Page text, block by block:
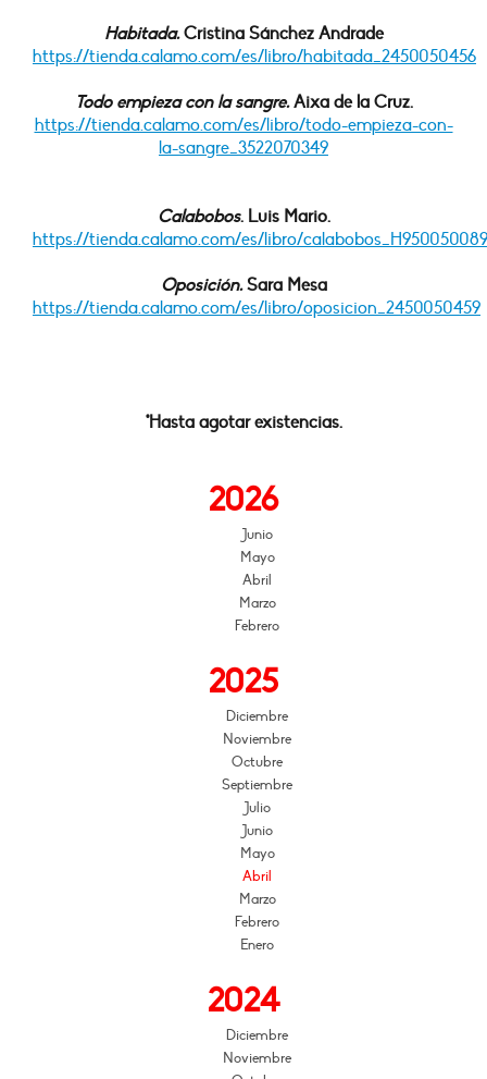
Habitada.Cristina Sánchez Andrade
https://tienda.calamo.com/es/libro/habitada_2450050456
Todo empieza con la sangre.Aixa de la Cruz.
https://tienda.calamo.com/es/libro/todo-empieza-con-
la-sangre_3522070349
Calabobos. Luis Mario.
https://tienda.calamo.com/es/libro/calabobos_H950050089
Oposición.Sara Mesa
https://tienda.calamo.com/es/libro/oposicion_2450050459
*Hasta agotar existencias.
2026
Junio
Mayo
Abril
Marzo
Febrero
2025
Diciembre
Noviembre
Octubre
Septiembre
Julio
Junio
Mayo
Abril
Marzo
Febrero
Enero
2024
Diciembre
Noviembre